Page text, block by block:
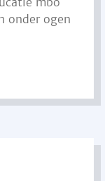
onder ogen